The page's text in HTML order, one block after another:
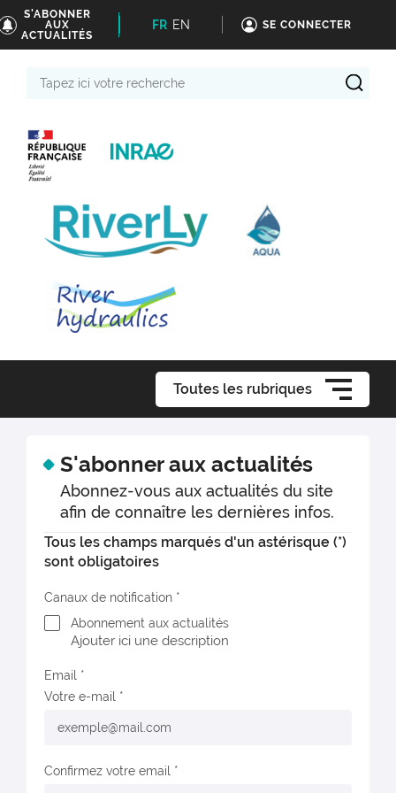
S'ABONNER
AUX
ACTUALITÉS
FR EN SE CONNECTER
Toutes les rubriques
S'abonner aux actualités
Abonnez-vous aux actualités du site
afin de connaître les dernières infos.
Tous les champs marqués d'un astérisque (*)
sont obligatoires
Canaux de notification
Abonnement aux actualités
Ajouter ici une description
Email
Votre e-mail
Confirmez votre email